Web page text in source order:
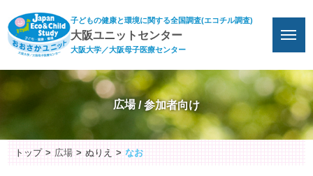
子どもの健康と環境に関する全国調査(エコチル調査)
大阪ユニットセンター
大阪大学／大阪母子医療センター
広場
トップ 広場 ぬりえ なお